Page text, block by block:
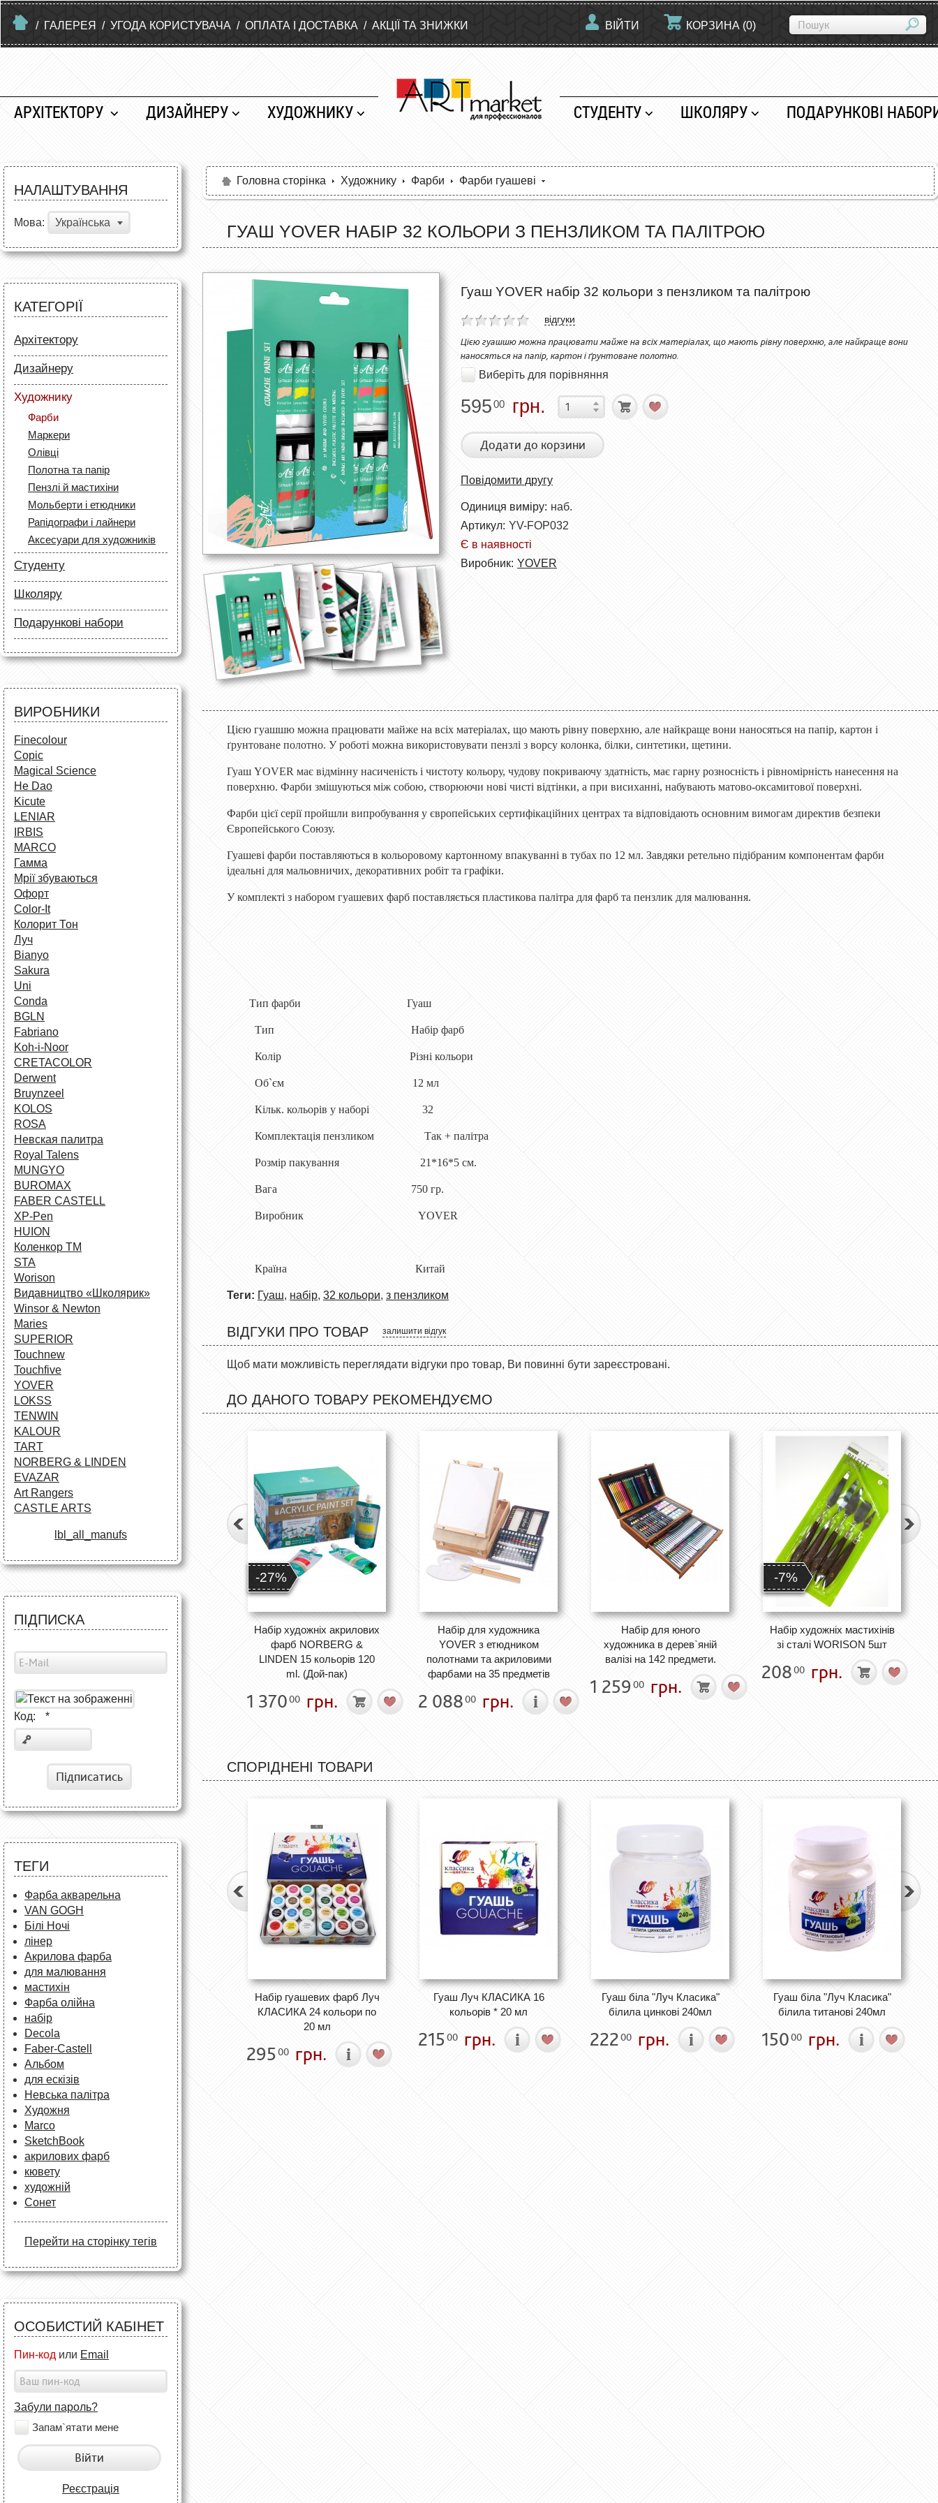
/ ГАЛЕРЕЯ / УГОДА КОРИСТУВАЧА / ОПЛАТА І ДОСТАВКА / АКЦІЇ ТА ЗНИЖКИ ВІЙТИ КОРЗИНА (0)
АРХІТЕКТОРУ ДИЗАЙНЕРУ ХУДОЖНИКУ СТУДЕНТУ ШКОЛЯРУ ПОДАРУНКОВІ
НАЛАШТУВАННЯ
Мова: Українська
КАТЕГОРІЇ
Архітектору
Папір
Лайнери
Маркери
Олівці
Аксесуари для архітекторів
Дизайнеру
Папір
Олівці
Скетч маркери
Лайнери (рапідографи)
Аксесуари для дизайнерів
Художнику
Фарби
Маркери
Олівці
Полотна та папір
Пензлі й мастихіни
Мольберти і етюдники
Рапідографи і лайнери
Аксесуари для художників
Студенту
Папір
Лайнери
Маркери
Олівці
Все для креслення
Школяру
Папір
Маркери
Все для креслення
Все для творчості
Аксесуари для школярів
Подарункові набори
Олівці
Фарби та пензлі
ВИРОБНИКИ
Finecolour
Copic
Magical Science
He Dao
Kicute
LENIAR
IRBIS
MARCO
Гамма
Мрії збуваються
Офорт
Сolor-It
Колорит Тон
Луч
Bianyo
Sakura
Uni
Conda
BGLN
Fabriano
Koh-i-Noor
CRETACOLOR
Derwent
Bruynzeel
KOLOS
ROSA
Невская палитра
Royal Talens
MUNGYO
BUROMAX
FABER CASTELL
XP-Pen
HUION
Коленкор ТМ
STA
Worison
Видавництво «Школярик»
Winsor & Newton
Maries
SUPERIOR
Touchnew
Touchfive
YOVER
LOKSS
TENWIN
KALOUR
TART
NORBERG & LINDEN
EVAZAR
Art Rangers
CASTLE ARTS
lbl_all_manufs
ПІДПИСКА
Код: *
Підписатись
ТЕГИ
Фарба акварельна
VAN GOGH
Білі Ночі
лінер
Акрилова фарба
для малювання
мастихін
Фарба олійна
набір
Decola
Faber-Castell
Альбом
для ескізів
Невська палітра
Художня
Marco
SketchBook
акрилових фарб
кювету
художній
Сонет
Перейти на сторінку тегів
ОСОБИСТИЙ КАБІНЕТ
Пин-код или Email
Забули пароль?
Запам`ятати мене
Війти
Реєстрація
Головна сторінка Художнику Фарби Фарби гуашеві
ГУАШ YOVER НАБІР 32 КОЛЬОРИ З ПЕНЗЛИКОМ ТА ПАЛІТРОЮ
Гуаш YOVER набір 32 кольори з пензликом та палітрою
відгуки
Цією гуашшю можна працювати майже на всіх матеріалах, що мають рівну поверхню, але найкраще вони
наносяться на папір, картон і ґрунтоване полотно.
Виберіть для порівняння
59500 грн.
Додати до корзини
Повідомити другу
Одиниця виміру: наб.
Артикул: YV-FOP032
Є в наявності
Виробник: YOVER
Цією гуашшю можна працювати майже на всіх матеріалах, що мають рівну поверхню, але найкраще вони наносяться на папір, картон і
ґрунтоване полотно. У роботі можна використовувати пензлі з ворсу колонка, білки, синтетики, щетини.
Гуаш YOVER має відмінну насиченість і чистоту кольору, чудову покриваючу здатність, має гарну розносність і рівномірність нанесення на
поверхню. Фарби змішуються між собою, створюючи нові чисті відтінки, а при висиханні, набувають матово-оксамитової поверхні.
Фарби цієї серії пройшли випробування у європейських сертифікаційних центрах та відповідають основним вимогам директив безпеки
Європейського Союзу.
Гуашеві фарби поставляються в кольоровому картонному впакуванні в тубах по 12 мл. Завдяки ретельно підібраним компонентам фарби
ідеальні для мальовничих, декоративних робіт та графіки.
У комплекті з набором гуашевих фарб поставляється пластикова палітра для фарб та пензлик для малювання.
Тип фарби Гуаш
Тип Набір фарб
Колір Різні кольори
Об`єм 12 мл
Кільк. кольорів у наборі 32
Комплектація пензликом Так + палітра
Розмір пакування 21*16*5 см.
Вага 750 гр.
Виробник YOVER
Країна Китай
Теги: Гуаш, набір, 32 кольори, з пензликом
ВІДГУКИ ПРО ТОВАР залишити відгук
Щоб мати можливість переглядати відгуки про товар, Ви повинні бути зареєстровані.
ДО ДАНОГО ТОВАРУ РЕКОМЕНДУЄМО
-27%
Набір художніх акрилових
фарб NORBERG &
LINDEN 15 кольорів 120
ml. (Дой-пак)
1 37000 грн.
Набір для художника
YOVER з етюдником
полотнами та акриловими
фарбами на 35 предметів
2 08800 грн.
Набір для юного
художника в дерев`яній
валізі на 142 предмети.
1 25900 грн.
-7%
Набір художніх мастихінів
зі сталі WORISON 5шт
20800 грн.
СПОРІДНЕНІ ТОВАРИ
Набір гуашевих фарб Луч
КЛАСИКА 24 кольори по
20 мл
29500 грн.
Гуаш Луч КЛАСИКА 16
кольорів * 20 мл
215 00 грн.
Гуаш біла "Луч Класика"
білила цинкові 240мл
22200 грн.
Гуаш біла "Луч Класика"
білила титанові 240мл
15000 грн.